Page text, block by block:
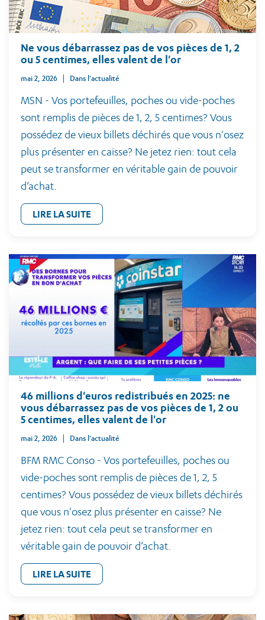
Ne vous débarrassez pas de vos pièces de 1, 2
ou 5 centimes, elles valent de l'or
mai 2, 2026 Dans l'actualité
MSN - Vos portefeuilles, poches ou vide-poches
sont remplis de pièces de 1, 2, 5 centimes? Vous
possédez de vieux billets déchirés que vous n'osez
plus présenter en caisse? Ne jetez rien: tout cela
peut se transformer en véritable gain de pouvoir
d’achat.
LIRE LA SUITE
46 millions d'euros redistribués en 2025: ne
vous débarrassez pas de vos pièces de 1, 2 ou
5 centimes, elles valent de l'or
mai 2, 2026 Dans l'actualité
BFM RMC Conso - Vos portefeuilles, poches ou
vide-poches sont remplis de pièces de 1, 2, 5
centimes? Vous possédez de vieux billets déchirés
que vous n'osez plus présenter en caisse? Ne
jetez rien: tout cela peut se transformer en
véritable gain de pouvoir d’achat.
LIRE LA SUITE